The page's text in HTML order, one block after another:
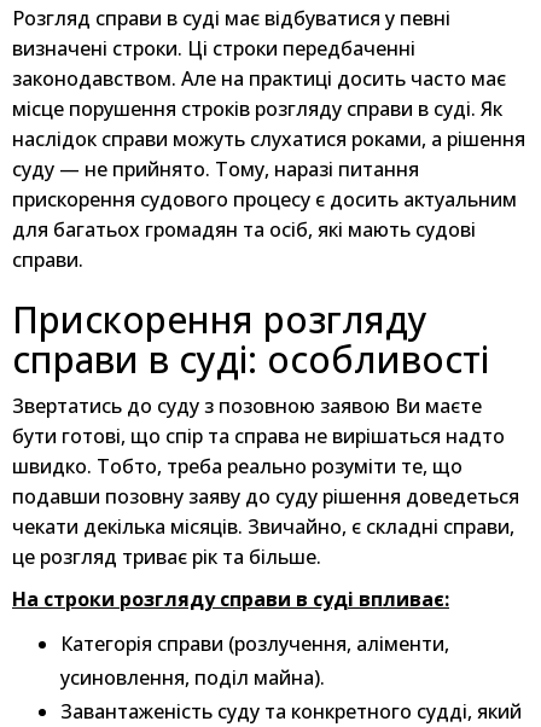
Розгляд справи в суді має відбуватися у певні
визначені строки. Ці строки передбаченні
законодавством. Але на практиці досить часто має
місце порушення строків розгляду справи в суді. Як
наслідок справи можуть слухатися роками, а рішення
суду — не прийнято. Тому, наразі питання
прискорення судового процесу є досить актуальним
для багатьох громадян та осіб, які мають судові
справи.
Прискорення розгляду
справи в суді: особливості
Звертатись до суду з позовною заявою Ви маєте
бути готові, що спір та справа не вирішаться надто
швидко. Тобто, треба реально розуміти те, що
подавши позовну заяву до суду рішення доведеться
чекати декілька місяців. Звичайно, є складні справи,
це розгляд триває рік та більше.
На строки розгляду справи в суді впливає:
Категорія справи (розлучення, аліменти,
усиновлення, поділ майна).
Завантаженість суду та конкретного судді, який